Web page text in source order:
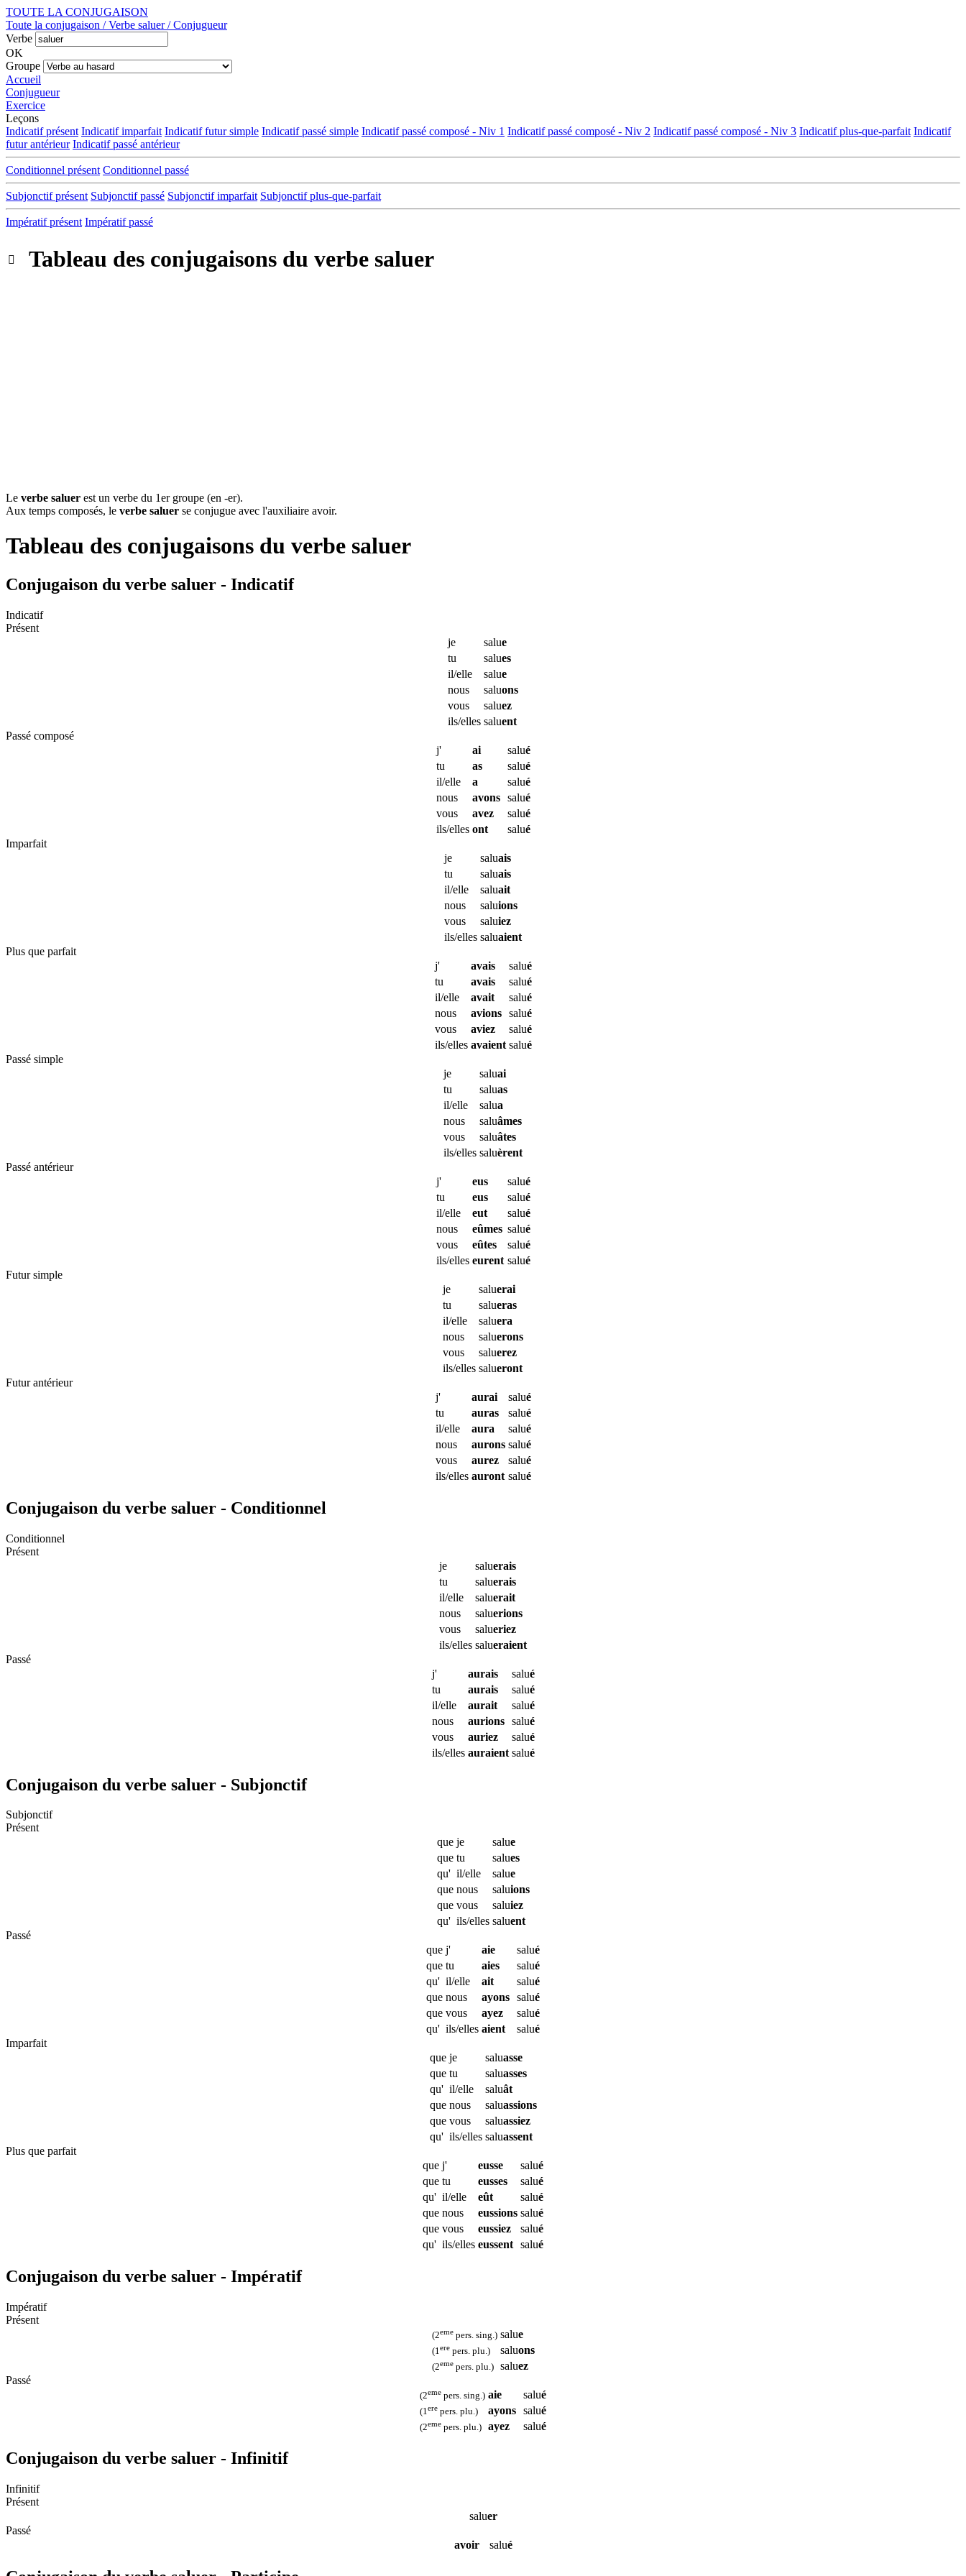
TOUTE LA CONJUGAISON
Toute la conjugaison / Verbe saluer / Conjugueur
Verbe
OK
Groupe
Accueil
Conjugueur
Exercice
Leçons
Indicatif présent Indicatif imparfait Indicatif futur simple Indicatif passé simple Indicatif passé composé - Niv 1 Indicatif passé composé - Niv 2 Indicatif passé composé - Niv 3 Indicatif plus-que-parfait Indicatif
futur antérieur Indicatif passé antérieur
Conditionnel présent Conditionnel passé
Subjonctif présent Subjonctif passé Subjonctif imparfait Subjonctif plus-que-parfait
Impératif présent Impératif passé
 Tableau des conjugaisons du verbe saluer
Le verbe saluer est un verbe du 1er groupe (en -er).
Aux temps composés, le verbe saluer se conjugue avec l'auxiliaire avoir.
Tableau des conjugaisons du verbe saluer
Conjugaison du verbe saluer - Indicatif
Indicatif
Présent
je
salue
tu
salues
il/elle
salue
nous
saluons
vous
saluez
ils/elles saluent
Passé composé
j'
ai salué
tu
as salué
il/elle
a salué
nous
avons salué
vous
avez salué
ils/elles ont salué
Imparfait
je
saluais
tu
saluais
il/elle
saluait
nous
saluions
vous
saluiez
ils/elles saluaient
Plus que parfait
j'
avais salué
tu
avais salué
il/elle
avait salué
nous
avions salué
vous
aviez salué
ils/elles avaient salué
Passé simple
je
saluai
tu
saluas
il/elle
salua
nous
saluâmes
vous
saluâtes
ils/elles saluèrent
Passé antérieur
j'
eus salué
tu
eus salué
il/elle
eut salué
nous
eûmes salué
vous
eûtes salué
ils/elles eurent salué
Futur simple
je
saluerai
tu
salueras
il/elle
saluera
nous
saluerons
vous
saluerez
ils/elles salueront
Futur antérieur
j'
aurai salué
tu
auras salué
il/elle
aura salué
nous
aurons salué
vous
aurez salué
ils/elles auront salué
Conjugaison du verbe saluer - Conditionnel
Conditionnel
Présent
je
saluerais
tu
saluerais
il/elle
saluerait
nous
saluerions
vous
salueriez
ils/elles salueraient
Passé
j'
aurais salué
tu
aurais salué
il/elle
aurait salué
nous
aurions salué
vous
auriez salué
ils/elles auraient salué
Conjugaison du verbe saluer - Subjonctif
Subjonctif
Présent
que je salue
que tu salues
qu' il/elle salue
que nous saluions
que vous saluiez
qu' ils/elles saluent
Passé
que j' aie salué
que tu aies salué
qu' il/elle ait salué
que nous ayons salué
que vous ayez salué
qu' ils/elles aient salué
Imparfait
que je saluasse
que tu saluasses
qu' il/elle saluât
que nous saluassions
que vous saluassiez
qu' ils/elles saluassent
Plus que parfait
que j' eusse salué
que tu eusses salué
qu' il/elle eût salué
que nous eussions salué
que vous eussiez salué
qu' ils/elles eussent salué
Conjugaison du verbe saluer - Impératif
Impératif
Présent
(2emepers. sing.) salue
(1erepers. plu.) saluons
(2emepers. plu.) saluez
Passé
(2eme pers. sing.) aie salué
(1ere pers. plu.) ayons salué
(2eme pers. plu.) ayez salué
Conjugaison du verbe saluer - Infinitif
Infinitif
Présent
saluer
Passé
avoir
salué